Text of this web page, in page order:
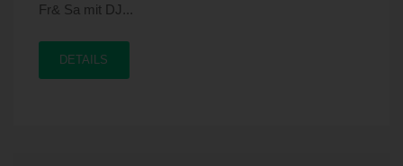
Fr& Sa mit DJ...
DETAILS